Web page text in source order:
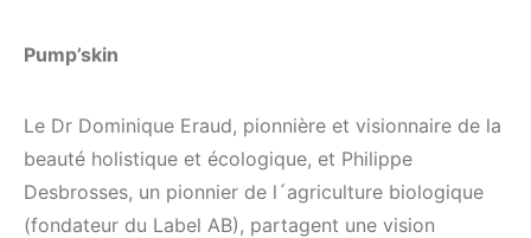
Pump’skin
Le Dr Dominique Eraud, pionnière et visionnaire de la
beauté holistique et écologique, et Philippe
Desbrosses, un pionnier de l´agriculture biologique
(fondateur du Label AB), partagent une vision